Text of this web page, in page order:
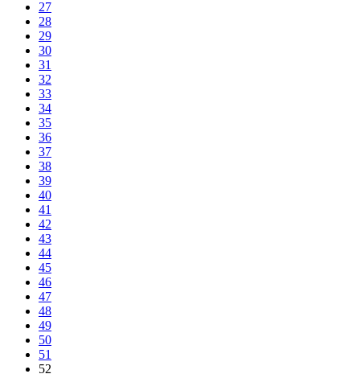
27
28
29
30
31
32
33
34
35
36
37
38
39
40
41
42
43
44
45
46
47
48
49
50
51
52